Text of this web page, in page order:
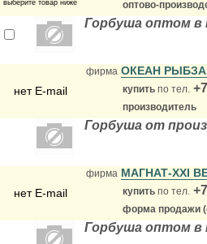
выберите товар ниже
оптово-
Горбуша оптом в
нет E-mail
фирма ОКЕАН
купить по тел.
производитель
Горбуша от
нет E-mail
фирма МАГНАТ-XXI
купить по тел.
форма продажи
Горбуша оптом в